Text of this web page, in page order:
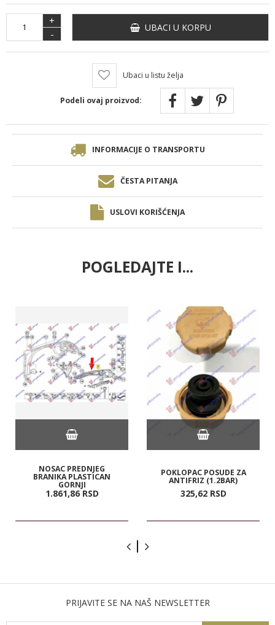
+
-
UBACI U KORPU
Ubaci u listu želja
Podeli ovaj proizvod:
INFORMACIJE O TRANSPORTU
ČESTA PITANJA
USLOVI KORIŠĆENJA
POGLEDAJTE I...
NOSAC PREDNJEG
BRANIKA PLASTICAN
GORNJI
1.861,86 RSD
POKLOPAC POSUDE ZA
ANTIFRIZ (1.2BAR)
325,62 RSD
PRIJAVITE SE NA NAŠ NEWSLETTER